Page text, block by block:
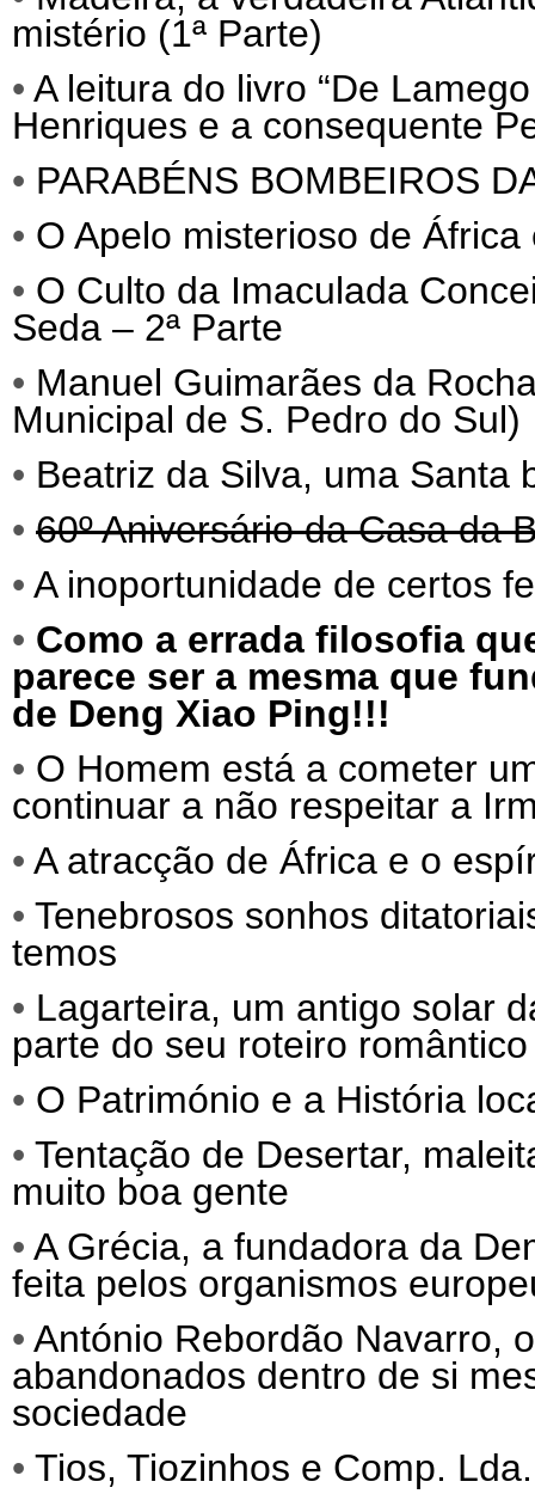
mistério (1ª Parte)
• A leitura do livro “De
Henriques e a consequente
• PARABÉNS BOMBEIROS
• O Apelo misterioso de
• O Culto da Imaculada
Seda – 2ª Parte
• Manuel Guimarães da
Municipal de S. Pedro do Sul)
• Beatriz da Silva, uma Santa
• 60º Aniversário da Casa da
• A inoportunidade de certos
• Como a errada filosofia
parece ser a mesma que
de Deng Xiao Ping!!!
• O Homem está a cometer
continuar a não respeitar a
• A atracção de África e o
• Tenebrosos sonhos
temos
• Lagarteira, um antigo solar
parte do seu roteiro romântico
• O Património e a História
• Tentação de Desertar,
muito boa gente
• A Grécia, a fundadora da
feita pelos organismos
• António Rebordão Navarro,
abandonados dentro de si
sociedade
• Tios, Tiozinhos e Comp. Lda.